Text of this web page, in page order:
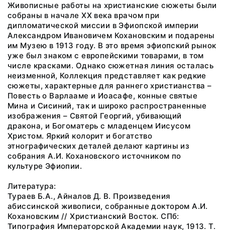
Живописные работы на христианские сюжеты были
собраны в начале ХХ века врачом при
дипломатической миссии в Эфиопской империи
Александром Ивановичем Кохановским и подарены
им Музею в 1913 году. В это время эфиопский рынок
уже был знаком с европейскими товарами, в том
числе красками. Однако сюжетная линия осталась
неизменной, Коллекция представляет как редкие
сюжеты, характерные для раннего христианства –
Повесть о Варлааме и Иоасафе, конные святые
Мина и Сисиний, так и широко распространенные
изображения – Святой Георгий, убивающий
дракона, и Богоматерь с младенцем Иисусом
Христом. Яркий колорит и богатство
этнографических деталей делают картины из
собрания А.И. Кохановского источником по
культуре Эфиопии.
Литература:
Тураев Б.А., Айналов Д. В. Произведения
абиссинской живописи, собранные доктором А.И.
Кохановским // Христианский Восток. СПб:
Типография Императорской Академии наук, 1913. Т.